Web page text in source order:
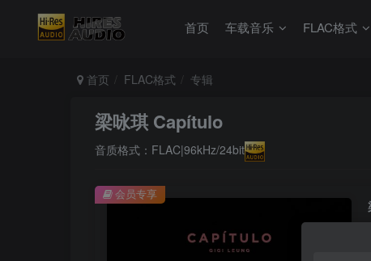
首页 车载音乐 FLAC格式
首页 FLAC格式 专辑
梁咏琪 Capítulo
音质格式：FLAC|96kHz/24bit
会员专享